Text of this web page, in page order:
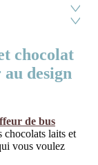
chocolat
design
de bus
chocolats laits et
vous voulez